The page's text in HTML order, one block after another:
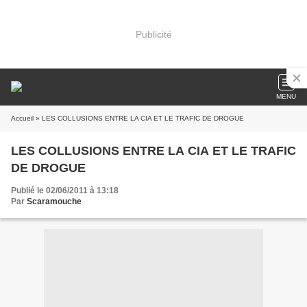
Publicité
MENU
Accueil » LES COLLUSIONS ENTRE LA CIA ET LE TRAFIC DE DROGUE
LES COLLUSIONS ENTRE LA CIA ET LE TRAFIC
DE DROGUE
Publié le 02/06/2011 à 13:18
Par Scaramouche